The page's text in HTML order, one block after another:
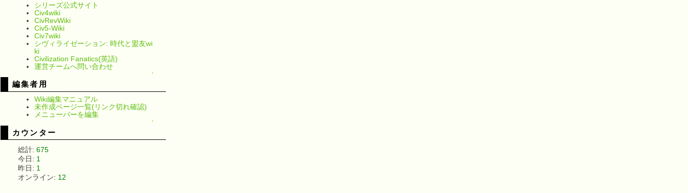
シリーズ公式サイト
Civ4wiki
CivRevWiki
Civ5-Wiki
Civ7wiki
シヴィライゼーション: 時代と盟友wi
ki
Civilization Fanatics(英語)
運営チームへ問い合わせ
↑
編集者用
Wiki編集マニュアル
未作成ページ一覧(リンク切れ確認)
メニューバーを編集
↑
カウンター
総計: 675
今日: 1
昨日: 1
オンライン: 12